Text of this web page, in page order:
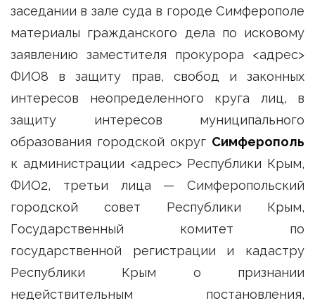
заседании в зале суда в городе Симферополе
материалы гражданского дела по исковому
заявлению заместителя прокурора <адрес>
ФИО8 в защиту прав, свобод и законных
интересов неопределенного круга лиц, в
защиту интересов муниципального
образования городской округ Симферополь
к администрации <адрес> Республики Крым,
ФИО2, третьи лица — Симферопольский
городской совет Республики Крым,
Государственный комитет по
государственной регистрации и кадастру
Республики Крым о признании
недействительным постановления,